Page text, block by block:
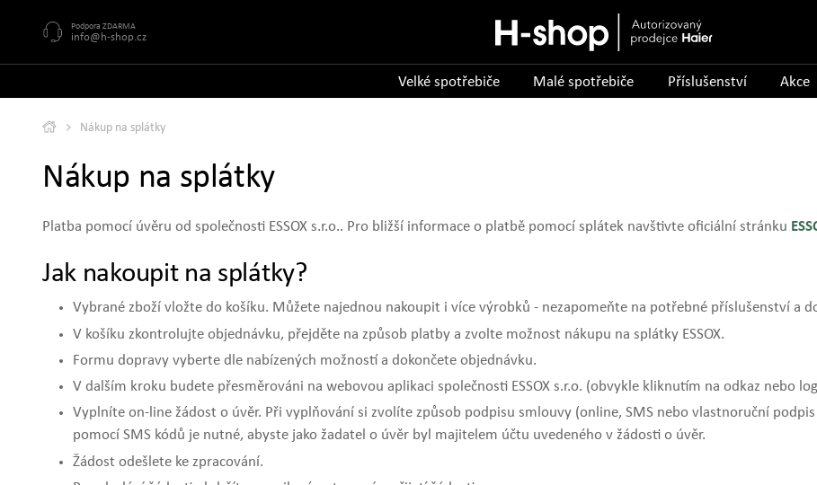
Podpora ZDARMA
info@h-shop.cz
Velké spotřebiče Malé spotřebiče Příslušenství Akce
Nákup na splátky
Nákup na splátky
Platba pomocí úvěru od společnosti ESSOX s.r.o.. Pro bližší informace o platbě pomocí splátek navštivte oficiální stránku
Jak nakoupit na splátky?
Vybrané zboží vložte do košíku. Můžete najednou nakoupit i více výrobků - nezapomeňte na potřebné příslušenství a
V košíku zkontrolujte objednávku, přejděte na způsob platby a zvolte možnost nákupu na splátky ESSOX.
Formu dopravy vyberte dle nabízených možností a dokončete objednávku.
V dalším kroku budete přesměrováni na webovou aplikaci společnosti ESSOX s.r.o. (obvykle kliknutím na odkaz nebo
Vyplníte on-line žádost o úvěr. Při vyplňování si zvolíte způsob podpisu smlouvy (online, SMS nebo vlastnoruční
pomocí SMS kódů je nutné, abyste jako žadatel o úvěr byl majitelem účtu uvedeného v žádosti o úvěr.
Žádost odešlete ke zpracování.